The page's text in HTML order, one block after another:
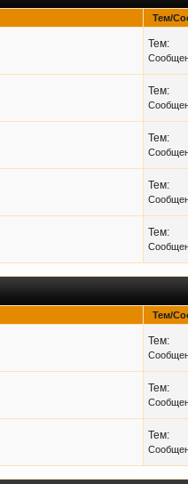
Тем/
Тем:
Тем:
Тем:
Тем:
Тем:
Тем/
Тем:
Тем:
Тем: